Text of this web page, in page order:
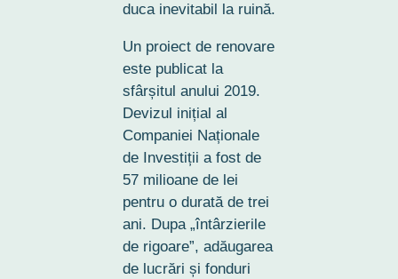
duca inevitabil la ruină.
Un proiect de renovare
este publicat la
sfârșitul anului 2019.
Devizul inițial al
Companiei Naționale
de Investiții a fost de
57 milioane de lei
pentru o durată de trei
ani. Dupa „întârzierile
de rigoare”, adăugarea
de lucrări și fonduri